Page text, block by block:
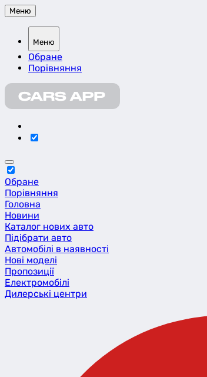
Меню
Меню
Обране
Порівняння
Обране
Порівняння
Головна
Новини
Каталог нових авто
Підібрати авто
Автомобілі в наявності
Нові моделі
Пропозиції
Eлектромобілі
Дилерські центри